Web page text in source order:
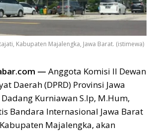
Kabupaten Majalengka, Jawa Barat. (istimewa)
— Anggota Komisi II Dewan
Daerah (DPRD) Provinsi Jawa
Kurniawan S.Ip, M.Hum,
Bandara Internasional Jawa Barat
Majalengka, akan